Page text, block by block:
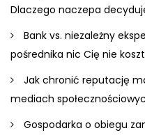
Dlaczego naczepa
Bank vs. niezależny
pośrednika nic Cię nie
Jak chronić reputację
mediach
Gospodarka o obiegu